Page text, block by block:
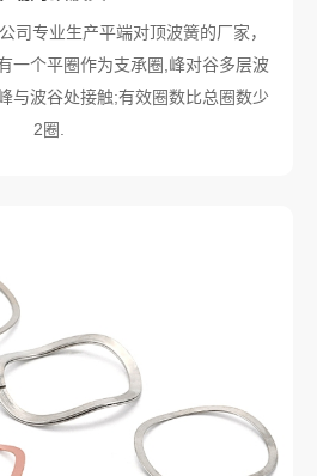
司专业生产平端对顶波簧的厂家，
一个平圈作为支承圈,峰对谷多层波
与波谷处接触;有效圈数比总圈数少
2圈.